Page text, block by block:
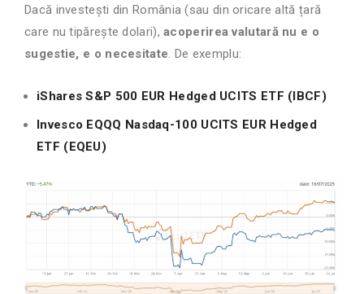
Dacă investești din România (sau din oricare altă țară
care nu tipărește dolari),acoperirea valutară nu e o
sugestie, e o necesitate. De exemplu:
iShares S&P 500 EUR Hedged UCITS ETF (IBCF)
Invesco EQQQ Nasdaq-100 UCITS EUR Hedged
ETF (EQEU)